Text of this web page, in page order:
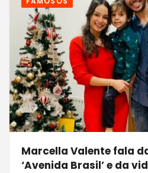
Marcella Valente fala
‘Avenida Brasil’ e da